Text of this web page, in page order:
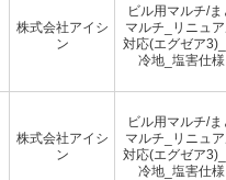
株式会社アイシ
ン
ビル用マルチ/ま
マルチ_リニュ
対応(エグゼア
冷地_塩害仕様
株式会社アイシ
ン
ビル用マルチ/ま
マルチ_リニュ
対応(エグゼア
冷地_塩害仕様